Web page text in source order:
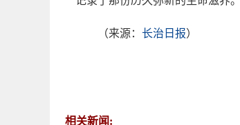
（来源： 长治日报）
相关新闻: